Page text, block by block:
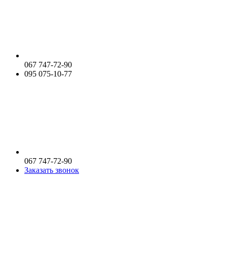
067 747-72-90
095 075-10-77
067 747-72-90
Заказать звонок